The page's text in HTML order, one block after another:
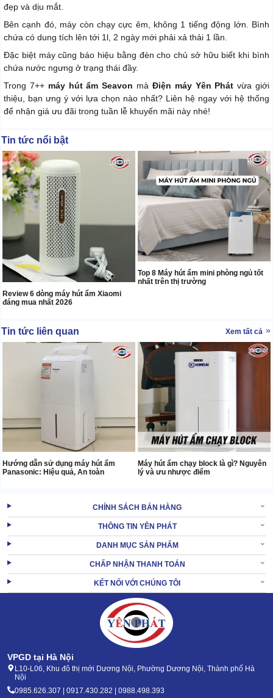
đẹp và dịu mắt.
Bên cạnh đó, máy còn chạy cực êm, không 1 tiếng động lớn. Bình
chứa có dung tích lên tới 1l, 2 ngày mới phải xả thải 1 lần.
Đặc biệt máy cũng báo hiệu bằng đèn cho chủ sở hữu biết khi bình
chứa nước ngưng ở trạng thái đầy.
Trong 7++máy hút ẩm Seavon mà Điện máy Yên Phát vừa giới
thiệu, bạn ưng ý với lựa chọn nào nhất? Liên hệ ngay với hệ thống
để nhận giá ưu đãi trong tuần lễ khuyến mãi này nhé!
Tin tức nổi bật
Review 6 dòng máy hút ẩm Xiaomi
đáng mua nhất 2026
Top 8 Máy hút ẩm mini phòng ngủ tốt
nhất trên thị trường
Tin tức liên quan Xem tất cả
Hướng dẫn sử dụng máy hút ẩm
Panasonic: Hiệu quả, An toàn
Máy hút ẩm chạy block là gì? Nguyên
lý và ưu nhược điểm
CHÍNH SÁCH BÁN HÀNG
THÔNG TIN YÊN PHÁT
DANH MỤC SẢN PHẨM
CHẤP NHẬN THANH TOÁN
KẾT NỐI VỚI CHÚNG TÔI
VPGD tại Hà Nội
L10-L06, Khu đô thị mới Dương Nội, Phường Dương Nội, Thành phố Hà
Nội
0985.626.307 | 0917.430.282 | 0988.498.393